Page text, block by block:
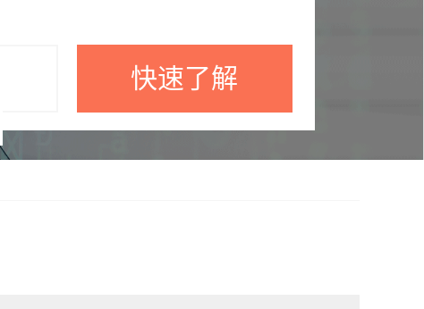
快速了解